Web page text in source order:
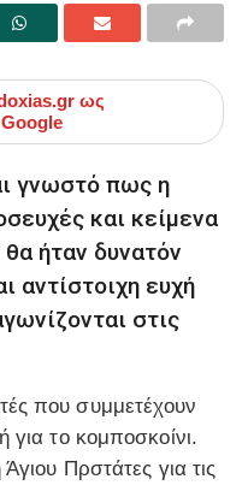
ως
γνωστό πως η
και κείμενα
ήταν δυνατόν
αντίστοιχη ευχή
στις
που συμμετέχουν
για το κομποσκοίνι.
Άγιου Πρστάτες για τις